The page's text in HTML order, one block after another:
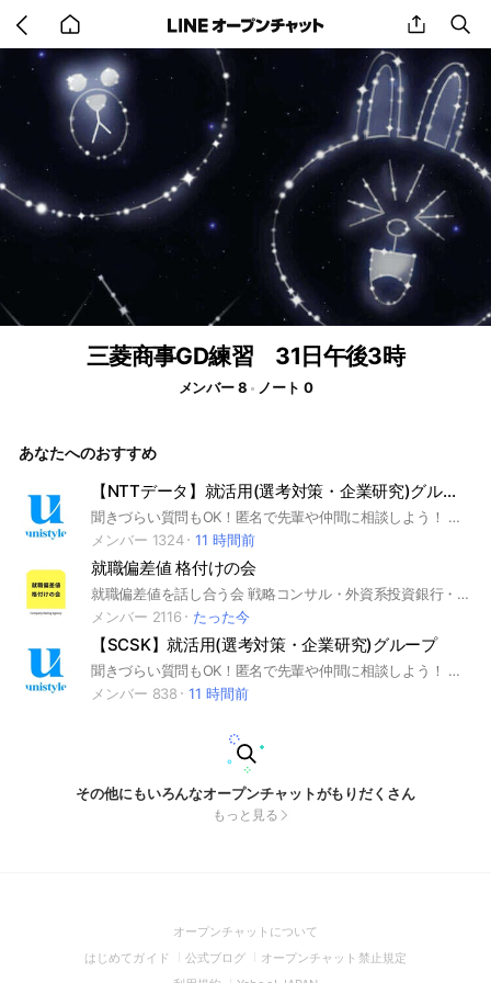
back
to
home
share
三菱商事GD練習 31日午後3時
メンバー 8 ノート 0
あなたへのおすすめ
【NTTデータ】就活用(選考対策・企業研究)グループ
聞きづらい質問もOK！匿名で先輩や仲間に相談しよう！ 就活サイトunistyleが運営するNTTデータの就活情報(選考対策/企業研究)共有グループです。 #就活 #NTTデータ #IT業界 #インターンシップ #本選考 #unistyle #ユニスタイル #面接 #採用 #内定 #ES #エントリーシート #自己分析 #業界研究 #企業研究 #自己PR #ガクチカ #学生時代頑張ったこと #志何望動機 #webテスト #ウェブテスト #GD #グループディスカッション #グルディス #OB訪問 #企業選び #就活対策 #就活準備 #大手企業 #日系企業 ▼unistyleが運営するITのオプチャグループ▼ NTTデータ / NTTコミュニケーションズ / NTTコムウェア / LINE / 楽天グループ / LINEヤフー / IBM ▼NTTデータの企業研究はこちらから▼ https://x.gd/FUkY4
メンバー 1324
11 時間前
就職偏差値 格付けの会
就職偏差値を話し合う会 戦略コンサル・外資系投資銀行・日系IBGM・政府系金融機関・資産運用・電博・キー局・3大出版・外資メーカー・5大商社・電博・MMデベ・BIG4・メガバンク・SIer・メーカー・メガベンチャー #22卒 #23卒 #24卒 #新卒 #就職偏差値 #就職偏差値ランキング #入社難易度 #就職活動 #就活 #偏差値 #ランキング #格付け #商社 #デベロッパー #広告 #マスコミ #コンサル #金融 #IT #インフラ #メーカー #ベンチャー #スタートアップ
メンバー 2116
たった今
【SCSK】就活用(選考対策・企業研究)グループ
聞きづらい質問もOK！匿名で先輩や仲間に相談しよう！ 就活サイトunistyleが運営するSCSKの就活情報(選考対策/企業研究)共有グループです。 #就活 #SCSK #IT・通信業界 #インターンシップ #本選考 #unistyle #ユニスタイル #面接 #採用 #内定 #ES #エントリーシート #自己分析 #業界研究 #企業研究 #自己PR #ガクチカ #学生時代頑張ったこと #志何望動機 #webテスト #ウェブテスト #GD #グループディスカッション #グルディス #OB訪問 #企業選び #就活対策 #就活準備 #大手企業 #日系企業 ▼unistyleが運営するIT・通信のオプチャグループ▼ SCSK / 日鉄ソリューションズ（NSSOL） / 伊藤忠テクノソリューションズ(CTC) / 電通総研(旧:電通国際情報サービス（ISID)) / 大塚商会 / Speee / TIS / 日本タタ・コンサルタンシ―・サービシズ(TCS) / BIPROGY(日本ユニシス） / Sky / メルカリ / Sansan / サイボウズ / 富士ソフト / freee / SmartHR / GMOインターネットグループ / トレンドマイクロ / 東京海上日動システムズ / jinjer / ミクシィ / フューチャー / 日本ヒューレット・パッカード / みずほリサーチ＆テクノロジーズ / ディー・エヌ・エー(DeNA) / グーグル(Google) / 日本マイクロソフト / NECネッツエスアイ / 三菱UFJインフォメーションテクノロジー(MUIT) / ニッセイ情報テクノロジー / オービック / マイクロアド / HRBrain / 農中情報システム / 日立システムズ / シンプレクス / ジーニー(Geniee) / JSOL / 日立ソリューションズ / キンドリルジャパン / ワークスアプリケーションズ / トヨタシステムズ / SHIFT / NTTドコモ / KDDI / ソフトバンク / NTT東日本 / NTT西日本 ▼SCSKの企業研究はこちらから▼ https://x.gd/cAyEv
メンバー 838
11 時間前
その他にもいろんなオープンチャットがもりだくさん
もっと見る
オープンチャットについて
in
はじめてガイド
(Open
in
公式ブログ
(Open
in
オープンチャット禁止規定(Open